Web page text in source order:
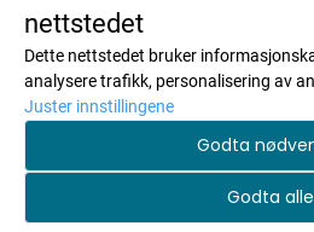
984996446
Savkadasmadii 17
9730 Karasjok
MENY
Om oss
Salgsbetingelser
Personvern
INFO
Personvern
NYHETSBREV
Registrer deg for å motta
E-post
nettstedet
Dette nettstedet bruker
analysere trafikk, personalisering av
Juster innstillingene
Godta
Godta alle